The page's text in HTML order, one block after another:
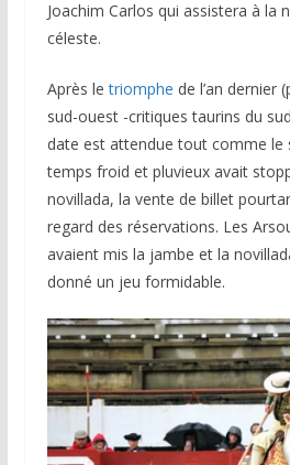
Joachim Carlos qui assistera à la
céleste.
Après letriomphe de l’an dernier
sud-ouest -critiques taurins du
date est attendue tout comme le
temps froid et pluvieux avait
novillada, la vente de billet
regard des réservations. Les
avaient mis la jambe et la
donné un jeu formidable.